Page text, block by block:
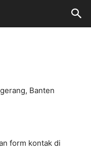
Banten
form kontak di